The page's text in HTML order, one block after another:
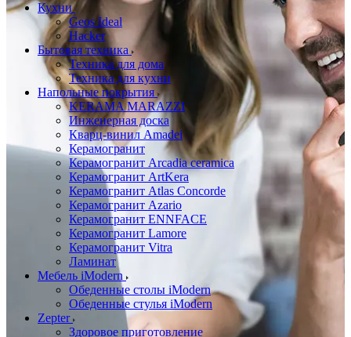
Кухни
Geos Ideal
Hacker
Бытовая техника
Техника для дома
Техника для кухни
Напольные покрытия
KERAMA MARAZZI
Инженерная доска
Кварц-винил Amadei
Керамогранит
Керамогранит Arcadia ceramica
Керамогранит ArtKera
Керамогранит Atlas Concorde
Керамогранит Azario
Керамогранит ENNFACE
Керамогранит Lamore
Керамогранит Vitra
Ламинат
Мебель iModern
Обеденные столы iModern
Обеденные стулья iModern
Zepter
Здоровое приготовление